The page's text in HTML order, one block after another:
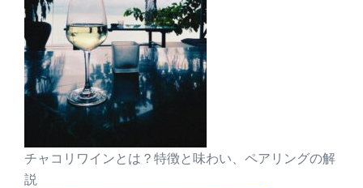
チャコリワインとは？特徴と味わい、ペアリングの解
説